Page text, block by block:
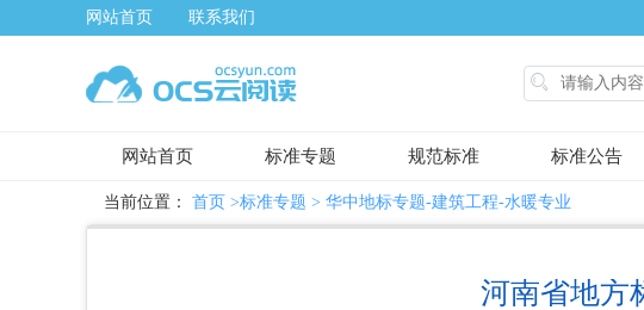
网站首页 联系我们

网站首页 标准专题 规范标准 标准公告
当前位置： 首页 >标准专题 > 华中地标专题-建筑工程-水暖专业
河南省地方